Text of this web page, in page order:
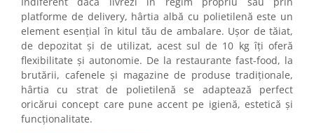
platforme de delivery, hârtia albă cu polietilenă este un
element esențial în kitul tău de ambalare. Ușor de tăiat,
de depozitat și de utilizat, acest sul de 10 kg îți oferă
flexibilitate și autonomie. De la restaurante fast-food, la
brutării, cafenele și magazine de produse tradiționale,
hârtia cu strat de polietilenă se adaptează perfect
oricărui concept care pune accent pe igienă, estetică și
funcționalitate.